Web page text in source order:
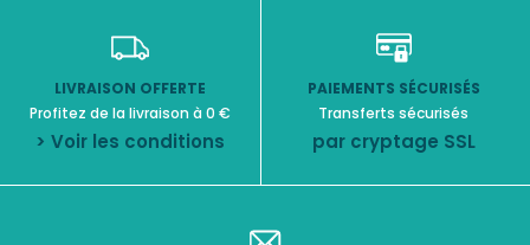
LIVRAISON OFFERTE
Profitez de la livraison à 0 €
> Voir les conditions
PAIEMENTS SÉCURISÉS
Transferts sécurisés
par cryptage SSL